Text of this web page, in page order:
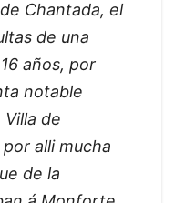
Chantada, el
de una
años, por
notable
de
alli mucha
de la